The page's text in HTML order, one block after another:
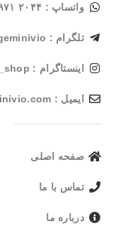
واتساپ : ۲۰۴۴ ۹۷۱ ۰۹۰۲
تلگرام : geminivio
اینستاگرام : geminivio_shop
ایمیل : shop@geminivio.com​
صفحه اصلی
تماس با ما
درباره ما